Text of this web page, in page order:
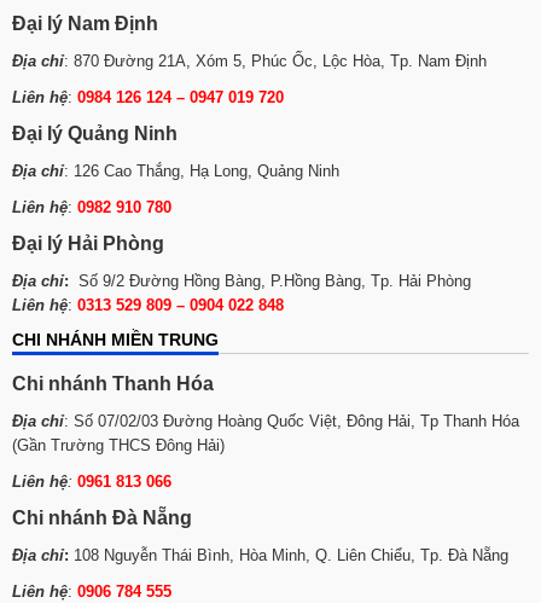
Đại lý Nam Định
Địa chỉ: 870 Đường 21A, Xóm 5, Phúc Ốc, Lộc Hòa, Tp. Nam Định
Liên hệ: 0984 126 124 – 0947 019 720
Đại lý Quảng Ninh
Địa chỉ: 126 Cao Thắng, Hạ Long, Quảng Ninh
Liên hệ: 0982 910 780
Đại lý Hải Phòng
Địa chỉ: Số 9/2 Đường Hồng Bàng, P.Hồng Bàng, Tp. Hải Phòng
Liên hệ: 0313 529 809 – 0904 022 848
CHI NHÁNH MIỀN TRUNG
Chi nhánh Thanh Hóa
Địa chỉ: Số 07/02/03 Đường Hoàng Quốc Việt, Đông Hải, Tp Thanh Hóa
(Gần Trường THCS Đông Hải)
Liên hệ: 0961 813 066
Chi nhánh Đà Nẵng
Địa chỉ: 108 Nguyễn Thái Bình, Hòa Minh, Q. Liên Chiểu, Tp. Đà Nẵng
Liên hệ: 0906 784 555